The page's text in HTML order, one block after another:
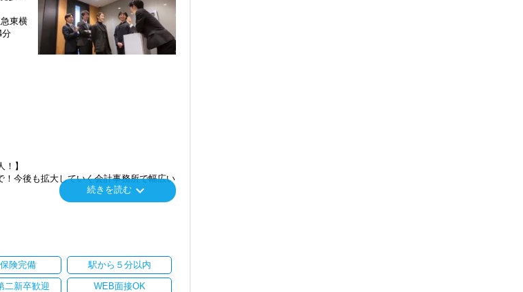
で、半年もすればある程度一人で仕事を
テップアップを実現してきた実績が当社に
ン生も入社予定です。
environment/benefits）
門性が高い業務をお任せします。
が、一つずつ確実に乗り越えていきまし
点よりもお客様とスタッフの距離感が近
い方に活躍していただきたいオフィスで
のも、そういった私たちの姿勢がお客様
税務のプロとして高い信頼を獲得していき
！専門用語を一から教えます】
績と自信があります。
東横
分
】
今後も拡大していく会計事務所で幅広い
続きを読む keyboard_arrow_down
険完備 駅から５分以内
二新卒歓迎 WEB面接OK